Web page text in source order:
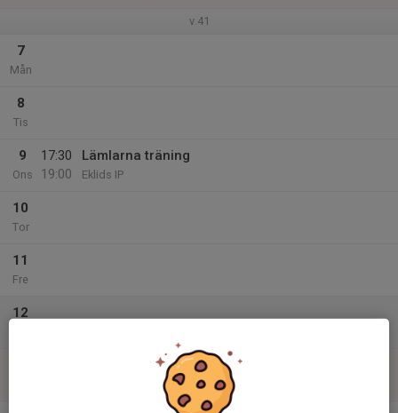
v.41
7
Mån
8
Tis
9
Ons
17:30
19:00
Lämlarna träning
Eklids IP
10
Tor
11
Fre
12
Lämlarna träning